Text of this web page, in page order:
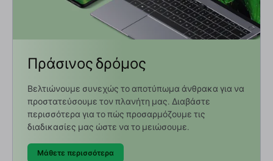
Πράσινος δρόμος
Βελτιώνουμε συνεχώς το αποτύπωμα άνθρακα για να
προστατεύσουμε τον πλανήτη μας. Διαβάστε
περισσότερα για το πώς προσαρμόζουμε τις
διαδικασίες μας ώστε να το μειώσουμε.
Μάθετε περισσότερα